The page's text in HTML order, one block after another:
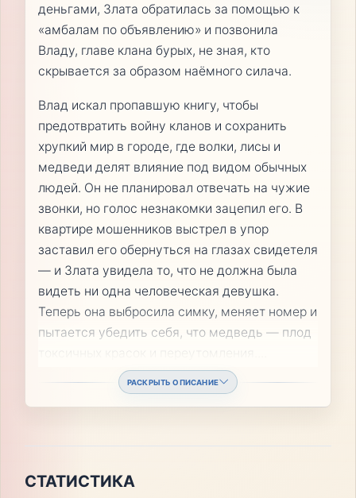
деньгами, Злата обратилась за помощью к
«амбалам по объявлению» и позвонила
Владу, главе клана бурых, не зная, кто
скрывается за образом наёмного силача.
Влад искал пропавшую книгу, чтобы
предотвратить войну кланов и сохранить
хрупкий мир в городе, где волки, лисы и
медведи делят влияние под видом обычных
людей. Он не планировал отвечать на чужие
звонки, но голос незнакомки зацепил его. В
квартире мошенников выстрел в упор
заставил его обернуться на глазах свидетеля
— и Злата увидела то, что не должна была
видеть ни одна человеческая девушка.
Теперь она выбросила симку, меняет номер и
пытается убедить себя, что медведь — плод
РАСКРЫТЬ ОПИСАНИЕ
СТАТИСТИКА